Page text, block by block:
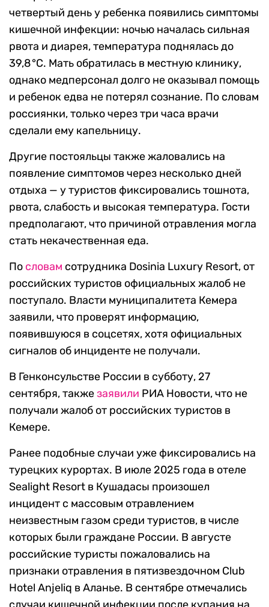
четвертый день у ребенка появились симптомы
кишечной инфекции: ночью началась сильная
рвота и диарея, температура поднялась до
39,8 °C. Мать обратилась в местную клинику,
однако медперсонал долго не оказывал помощь
и ребенок едва не потерял сознание. По словам
россиянки, только через три часа врачи
сделали ему капельницу.
Другие постояльцы также жаловались на
появление симптомов через несколько дней
отдыха — у туристов фиксировались тошнота,
рвота, слабость и высокая температура. Гости
предполагают, что причиной отравления могла
стать некачественная еда.
По словам сотрудника Dosinia Luxury Resort, от
российских туристов официальных жалоб не
поступало. Власти муниципалитета Кемера
заявили, что проверят информацию,
появившуюся в соцсетях, хотя официальных
сигналов об инциденте не получали.
В Генконсульстве России в субботу, 27
сентября, такжезаявили РИА Новости, что не
получали жалоб от российских туристов в
Кемере.
Ранее подобные случаи уже фиксировались на
турецких курортах. В июле 2025 года в отеле
Sealight Resort в Кушадасы произошел
инцидент с массовым отравлением
неизвестным газом среди туристов, в числе
которых были граждане России. В августе
российские туристы пожаловались на
признаки отравления в пятизвездочном Club
Hotel Anjeliq в Аланье. В сентябре отмечались